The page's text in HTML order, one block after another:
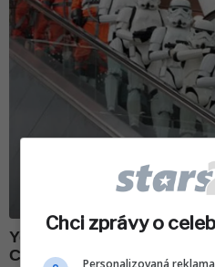
Chci zprávy o
Personalizovaná